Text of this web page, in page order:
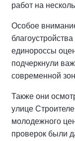
работ на
Особое
единороссы
подчеркнули
современной
Также они
улице
молодежного
проверок были